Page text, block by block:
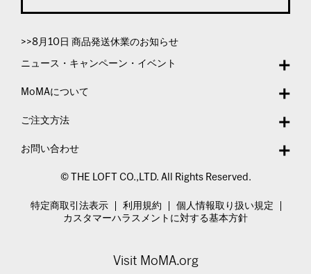
>>8月10日 商品発送休業のお知らせ
ニュース・キャンペーン・イベント
MoMAについて
ご注文方法
お問い合わせ
© THE LOFT CO.,LTD. All Rights Reserved.
特定商取引法表示 利用規約
個人情報取り扱い規定
カスタマーハラスメントに対する基本方針
Visit MoMA.org